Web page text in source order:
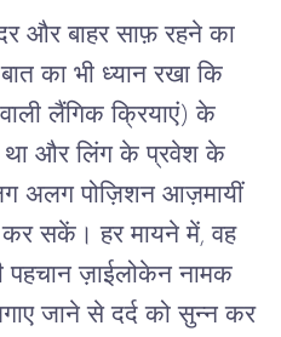
और बाहर साफ़ रहने का
का भी ध्यान रखा कि
लैंगिक क्रियाएं) के
था और लिंग के प्रवेश के
अलग पोज़िशन आज़मायीं
कर सकें। हर मायने में, वह
ज़ाईलोकेन नामक
जाने से दर्द को सुन्न कर